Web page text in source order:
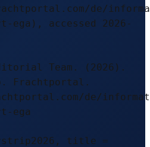
de/
accessed 2026-
Team. (2026).
Frachtportal.
de/
ega
title =